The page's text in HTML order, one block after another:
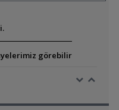
görebilir